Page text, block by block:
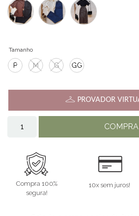
Tamanho
P M G GG
PROVADOR
Compra 100%
segura!
10x sem juros!